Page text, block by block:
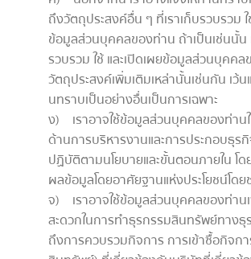
ถึงวัตถุประสงค์อื่น ๆ ที่เราเก็บรวบรวม
ข้อมูลส่วนบุคคลของท่าน ถ้าเป็นเช่นนั้น
รวบรวม ใช้ และเปิดเผยข้อมูลส่วนบุคค
วัตถุประสงค์เพิ่มเติมเหล่านั้นเช่นกัน เว้น
นทราบเป็นอย่างอื่นเป็นการเฉพาะ
ง) เราอาจใช้ข้อมูลส่วนบุคคลของท่าน
ด้านการบริหารงานและการประกอบธุรกิ
ปฏิบัติตามนโยบายและขั้นตอนภายใน โด
ผลข้อมูลโดยอาศัยฐานแห่งประโยชน์โด
จ) เราอาจใช้ข้อมูลส่วนบุคคลของท่าน
สะดวกในการทำธุรกรรมสินทรัพย์ทางธุ
ถึงการควบรวมกิจการ การเข้าซื้อกิจก